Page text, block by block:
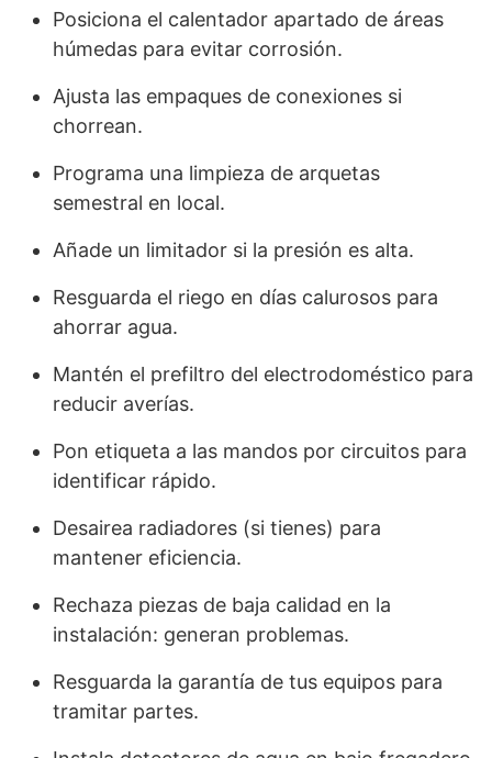
Posiciona el calentador apartado de áreas
húmedas para evitar corrosión.
Ajusta las empaques de conexiones si
chorrean.
Programa una limpieza de arquetas
semestral en local.
Añade un limitador si la presión es alta.
Resguarda el riego en días calurosos para
ahorrar agua.
Mantén el prefiltro del electrodoméstico para
reducir averías.
Pon etiqueta a las mandos por circuitos para
identificar rápido.
Desairea radiadores (si tienes) para
mantener eficiencia.
Rechaza piezas de baja calidad en la
instalación: generan problemas.
Resguarda la garantía de tus equipos para
tramitar partes.